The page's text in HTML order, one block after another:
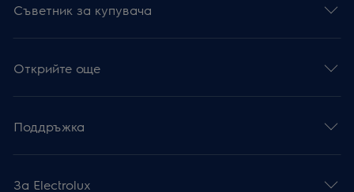
Съветник за купувача
Открийте още
Поддръжка
За Electrolux